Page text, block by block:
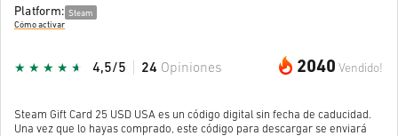
Platform: Steam
Cómo activar
2040 Vendido!
4,5/5 24 Opiniones
Steam Gift Card 25 USD USA es un código digital sin fecha de caducidad.
Una vez que lo hayas comprado, este código para descargar se enviará